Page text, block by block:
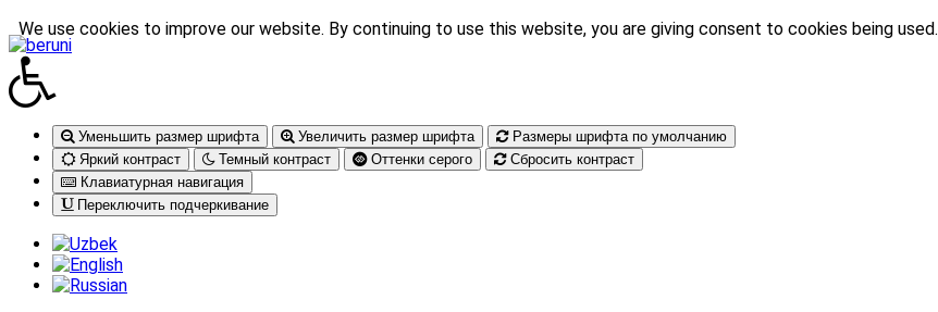
Уменьшить размер шрифта Увеличить размер шрифта
Размеры шрифта по умолчанию
Яркий контраст
Темный контраст Оттенки серого
Сбросить контраст
Клавиатурная навигация
Переключить подчеркивание
We use cookies to improve our website. By continuing to use this website, you are giving consent to cookies being used.